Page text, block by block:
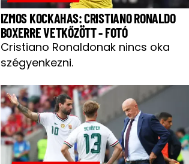
IZMOS KOCKAHAS: CRISTIANO RONALDO
BOXERRE VETKŐZÖTT - FOTÓ
Cristiano Ronaldonak nincs oka
szégyenkezni.